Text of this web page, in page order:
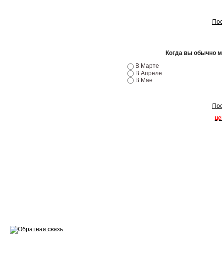
Когда вы обычно
В Марте
В Апреле
В Мае